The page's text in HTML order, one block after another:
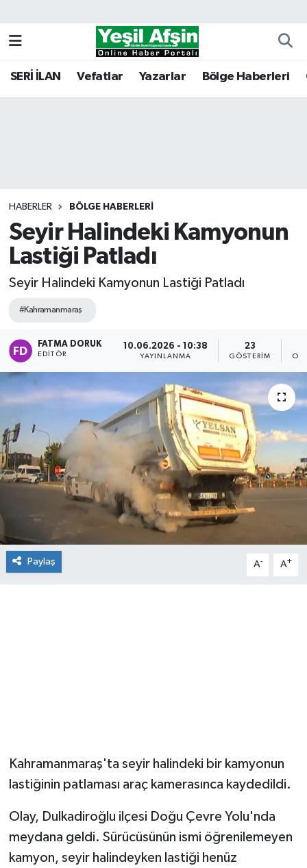
SERİ İLAN Vefatlar Yazarlar Bölge Haberleri
HABERLER BÖLGE HABERLERI
Seyir Halindeki Kamyonun
Lastiği Patladı
Seyir Halindeki Kamyonun Lastiği Patladı
#Kahramanmaraş
FATMA DORUK
EDITÖR
10.06.2026 - 10:38
YAYINLANMA
23
GÖSTERIM
Paylaş A- A+
Kahramanmaraş'ta seyir halindeki bir kamyonun
lastiğinin patlaması araç kamerasınca kaydedildi.
Olay, Dulkadiroğlu ilçesi Doğu Çevre Yolu'nda
meydana geldi. Sürücüsünün ismi öğrenilemeyen
kamyon, seyir halindeyken lastiği henüz
Kahramanmaraş Nöbetçi Eczaneler
Tüm Manşetler
Son Dakika Haberleri